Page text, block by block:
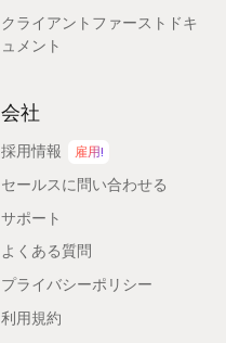
クライアントファーストドキ
ュメント
会社
採用情報 雇用!
セールスに問い合わせる
サポート
よくある質問
プライバシーポリシー
利用規約